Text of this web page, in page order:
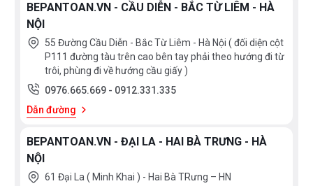
BEPANTOAN.VN - CẦU DIỄN - BẮC TỪ LIÊM - HÀ
NỘI
55 Đường Cầu Diễn - Bắc Từ Liêm - Hà Nội ( đối diện cột
P111 đường tàu trên cao bên tay phải theo hướng đi từ
trôi, phùng đi về hướng cầu giấy )
0976.665.669 - 0912.331.335
Dẫn đường
BEPANTOAN.VN - ĐẠI LA - HAI BÀ TRƯNG - HÀ
NỘI
61 Đại La ( Minh Khai ) - Hai Bà TRưng – HN